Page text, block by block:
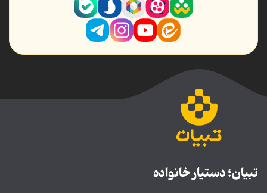
تبیان؛ دستیار خانواده